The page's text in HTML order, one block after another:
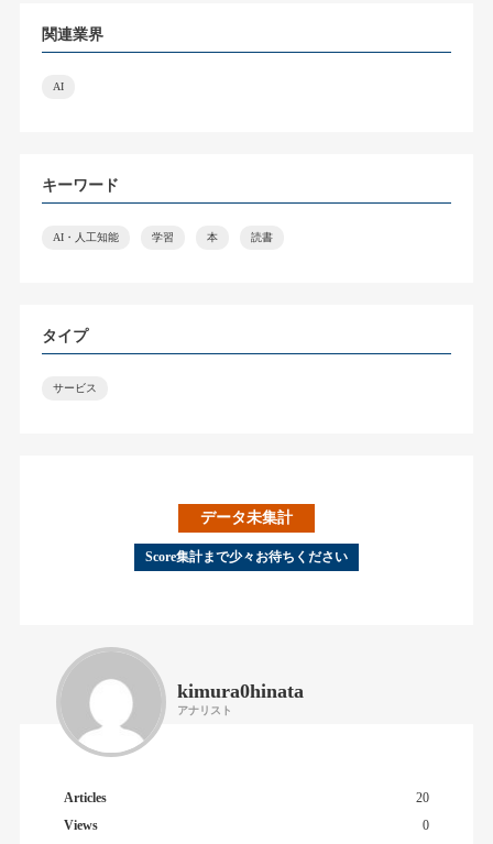
関連業界
AI
キーワード
AI・人工知能 学習 本 読書
タイプ
サービス
データ未集計
Score集計まで少々お待ちください
kimura0hinata
アナリスト
Articles
20
Views
0